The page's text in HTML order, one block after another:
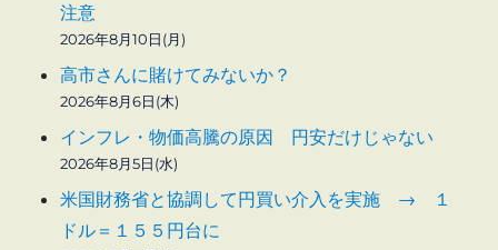
注意
2026年8月10日(月)
高市さんに賭けてみないか？
2026年8月6日(木)
インフレ・物価高騰の原因 円安だけじゃない
2026年8月5日(水)
米国財務省と協調して円買い介入を実施 → １
ドル＝１５５円台に